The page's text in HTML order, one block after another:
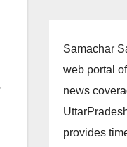
Samachar
web portal
news
provides